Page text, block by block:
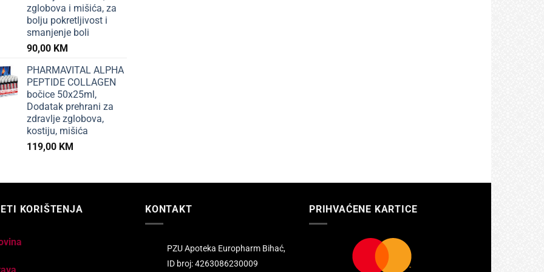
zglobova i mišića, za
bolju pokretljivost i
smanjenje boli
90,00 KM
PHARMAVITAL ALPHA
PEPTIDE COLLAGEN
bočice 50x25ml,
Dodatak prehrani za
zdravlje zglobova,
kostiju, mišića
119,00 KM
KORIŠTENJA KONTAKT
PZU Apoteka Europharm Bihać,
ID broj: 4263086230009
PRIHVAĆENE KARTICE